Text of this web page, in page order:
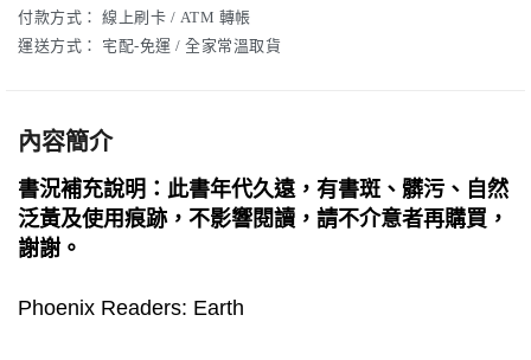
付款方式： 線上刷卡 / ATM 轉帳
運送方式：
宅配-免運 / 全家常溫取貨
內容簡介
書況補充說明：此書年代久遠，有書斑、髒污、自然
泛黃及使用痕跡，不影響閱讀，請不介意者再購買，
謝謝。
Phoenix Readers: Earth